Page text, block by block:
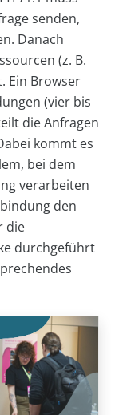
senden,
Danach
(z. B.
Ein Browser
(vier bis
die Anfragen
kommt es
bei dem
verarbeiten
den
die
durchgeführt